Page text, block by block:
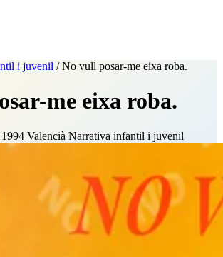
i juvenil / No vull posar-me eixa roba.
me eixa roba.
Valencià Narrativa infantil i juvenil